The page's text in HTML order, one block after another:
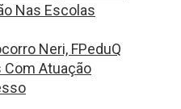
Nas Escolas
Neri, FPeduQ
Com Atuação